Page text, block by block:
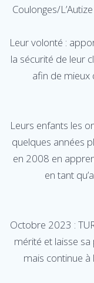
Coulonges/
Leur volonté :
la sécurité de leur
afin de mieux
Leurs enfants les
quelques années
en 2008 en
en tant
Octobre 2023 :
mérité et laisse
mais continue